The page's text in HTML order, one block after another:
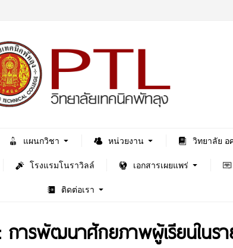
แผนกวิชา หน่วยงาน วิทยาลัย อ
โรงแรมโนราวิลล์ เอกสารเผยแพร่
ติดต่อเรา
ารพัฒนาศักยภาพผู้เรียนในรา